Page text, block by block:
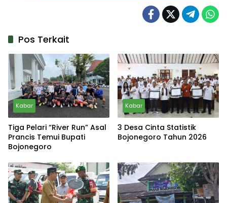
Pos Terkait
Kabar
Tiga Pelari “River Run” Asal
Prancis Temui Bupati
Bojonegoro
Kabar
3 Desa Cinta Statistik
Bojonegoro Tahun 2026